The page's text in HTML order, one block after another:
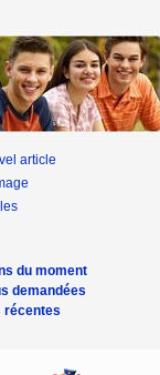
article
du moment
demandées
récentes